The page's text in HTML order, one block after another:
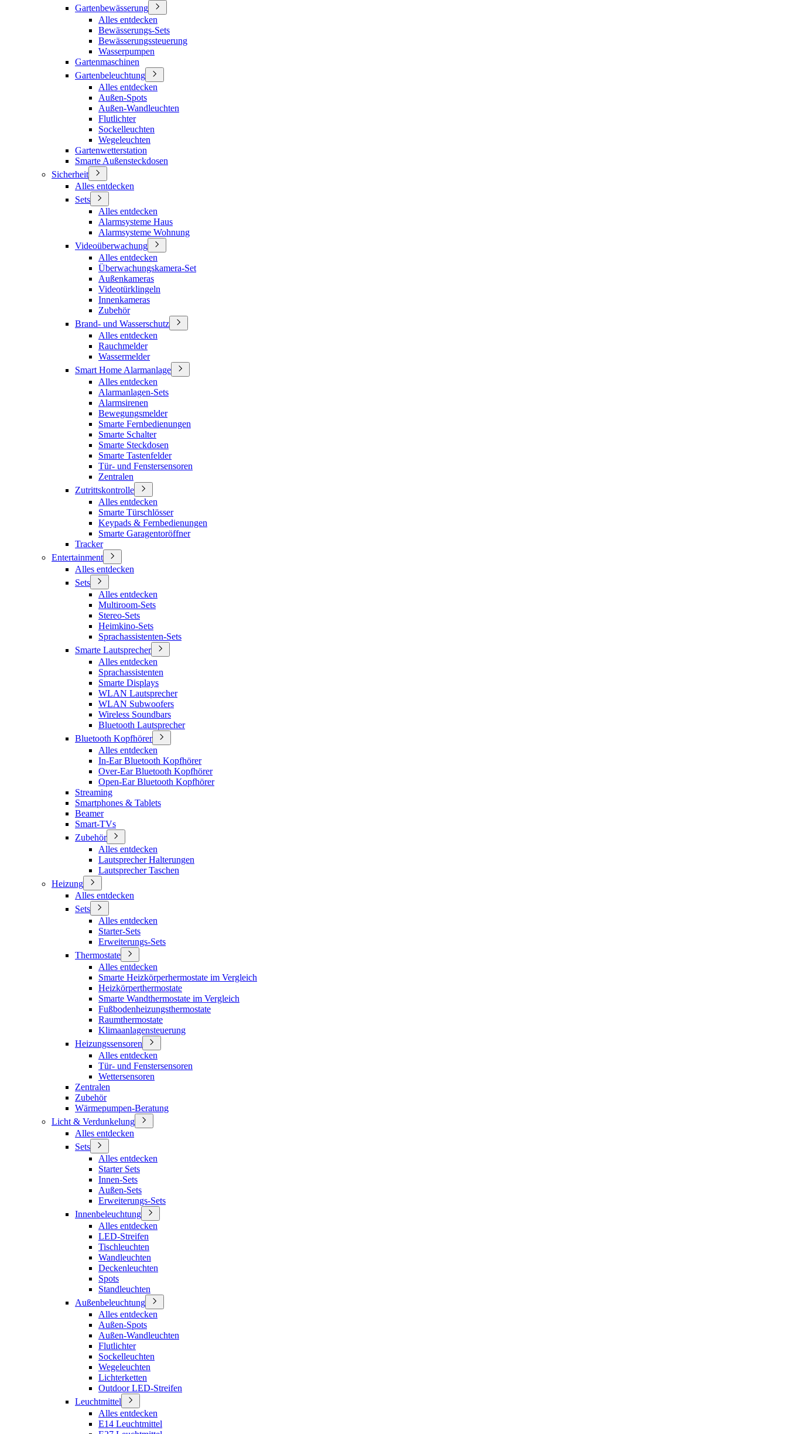
Gartenbewässerung
Alles entdecken
Bewässerungs-Sets
Bewässerungssteuerung
Wasserpumpen
Gartenmaschinen
Gartenbeleuchtung
Alles entdecken
Außen-Spots
Außen-Wandleuchten
Flutlichter
Sockelleuchten
Wegeleuchten
Gartenwetterstation
Smarte Außensteckdosen
Sicherheit
Alles entdecken
Sets
Alles entdecken
Alarmsysteme Haus
Alarmsysteme Wohnung
Videoüberwachung
Alles entdecken
Überwachungskamera-Set
Außenkameras
Videotürklingeln
Innenkameras
Zubehör
Brand- und Wasserschutz
Alles entdecken
Rauchmelder
Wassermelder
Smart Home Alarmanlage
Alles entdecken
Alarmanlagen-Sets
Alarmsirenen
Bewegungsmelder
Smarte Fernbedienungen
Smarte Schalter
Smarte Steckdosen
Smarte Tastenfelder
Tür- und Fenstersensoren
Zentralen
Zutrittskontrolle
Alles entdecken
Smarte Türschlösser
Keypads & Fernbedienungen
Smarte Garagentoröffner
Tracker
Entertainment
Alles entdecken
Sets
Alles entdecken
Multiroom-Sets
Stereo-Sets
Heimkino-Sets
Sprachassistenten-Sets
Smarte Lautsprecher
Alles entdecken
Sprachassistenten
Smarte Displays
WLAN Lautsprecher
WLAN Subwoofers
Wireless Soundbars
Bluetooth Lautsprecher
Bluetooth Kopfhörer
Alles entdecken
In-Ear Bluetooth Kopfhörer
Over-Ear Bluetooth Kopfhörer
Open-Ear Bluetooth Kopfhörer
Streaming
Smartphones & Tablets
Beamer
Smart-TVs
Zubehör
Alles entdecken
Lautsprecher Halterungen
Lautsprecher Taschen
Heizung
Alles entdecken
Sets
Alles entdecken
Starter-Sets
Erweiterungs-Sets
Thermostate
Alles entdecken
Smarte Heizkörperhermostate im Vergleich
Heizkörperthermostate
Smarte Wandthermostate im Vergleich
Fußbodenheizungsthermostate
Raumthermostate
Klimaanlagensteuerung
Heizungssensoren
Alles entdecken
Tür- und Fenstersensoren
Wettersensoren
Zentralen
Zubehör
Wärmepumpen-Beratung
Licht & Verdunkelung
Alles entdecken
Sets
Alles entdecken
Starter Sets
Innen-Sets
Außen-Sets
Erweiterungs-Sets
Innenbeleuchtung
Alles entdecken
LED-Streifen
Tischleuchten
Wandleuchten
Deckenleuchten
Spots
Standleuchten
Außenbeleuchtung
Alles entdecken
Außen-Spots
Außen-Wandleuchten
Flutlichter
Sockelleuchten
Wegeleuchten
Lichterketten
Outdoor LED-Streifen
Leuchtmittel
Alles entdecken
E14 Leuchtmittel